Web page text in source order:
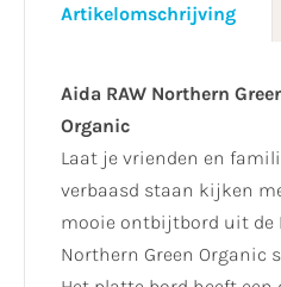
Artikelomschrijving
Aida RAW Northern
Organic
Laat je vrienden en
verbaasd staan kijken
mooie ontbijtbord uit de
Northern Green Organic